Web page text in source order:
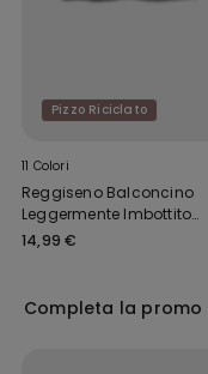
Pizzo Riciclato
11 Colori
Reggiseno Balconcino
Leggermente Imbottito
Pizzo Riciclato Wien
14,99 €
Completa la promo